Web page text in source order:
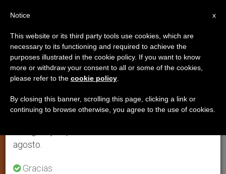
Hoteles de lujo para animales, un
signo de los tiempos
ésta es la pregunta
FEBRERO 02, 2002 00:00
×
Aviso importante
Del 27 de julio al 7 de agosto haremos la pausa
anual, aprovechando que en el periodo de verano
se generan menos informaciones y también el
agosto.
Gracias.
x
Notice
This website or its third party tools use cookies, which are
necessary to its functioning and required to achieve the
purposes illustrated in the cookie policy. If you want to know
more or withdraw your consent to all or some of the cookies,
please refer to the cookie policy
By closing this banner, scrolling this page, clicking a link or
continuing to browse otherwise, you agree to the use of cookies.